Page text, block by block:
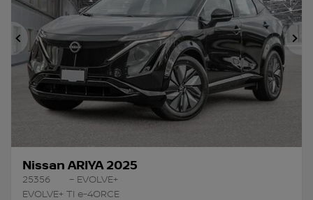
Précédent
Nissan ARIYA 2025
25356
– EVOLVE+
EVOLVE+ TI e-4ORCE